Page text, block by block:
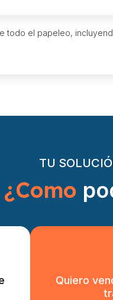
todo el papeleo,
TU
¿Como
Quiero